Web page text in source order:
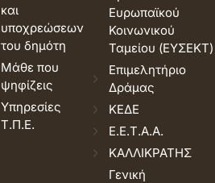
και
υποχρεώσεων
του δημότη
Μάθε που
ψηφίζεις
Υπηρεσίες
Τ.Π.Ε.
Ευρωπαϊκού
Κοινωνικού
Ταμείου (ΕΥΣΕΚΤ)
Επιμελητήριο
Δράμας
ΚΕΔΕ
Ε.Ε.Τ.Α.Α.
ΚΑΛΛΙΚΡΑΤΗΣ
Γενική